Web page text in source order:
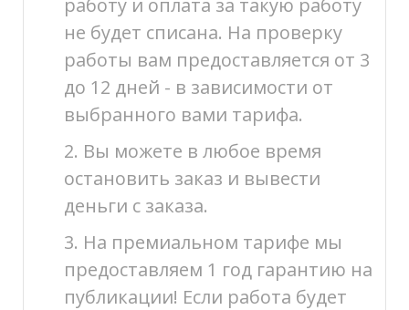
не будет списана. На проверку
работы вам предоставляется от 3
до 12 дней - в зависимости от
выбранного вами тарифа.
2. Вы можете в любое время
остановить заказ и вывести
деньги с заказа.
3. На премиальном тарифе мы
предоставляем 1 год гарантию на
публикации! Если работа будет